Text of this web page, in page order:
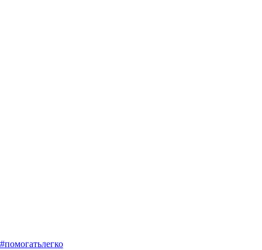
#помогатьлегко